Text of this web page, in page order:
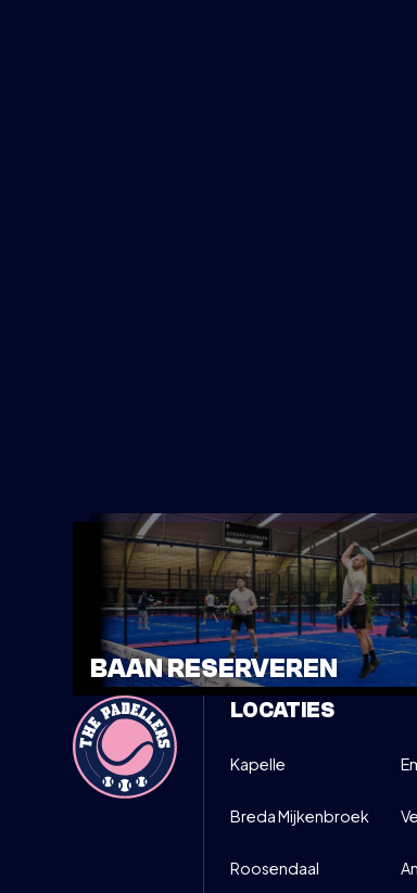
WOENSDAG
12
MAART
BAAN RESERVEREN
LOCATIES
Kapelle
Breda Mijkenbroek
Roosendaal